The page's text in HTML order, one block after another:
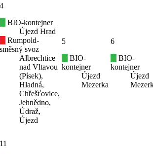
4
BIO-kontejner
Újezd Hrad
Rumpold-
směsný svoz
Albrechtice
nad Vltavou
(Písek),
Hladná,
Chřešťovice,
Jehnědno,
Údraž,
Újezd
5
BIO-
kontejner
Újezd
Mezerka
6
BIO-
kontejner
Újezd
11